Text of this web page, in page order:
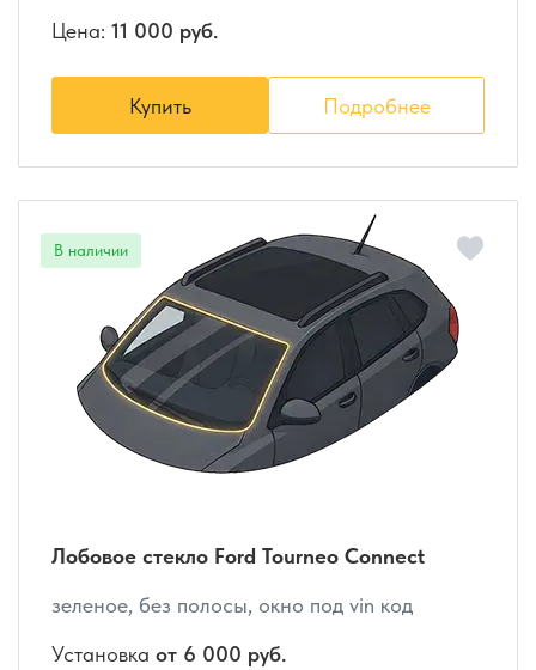
Цена: 11 000 руб.
Купить Подробнее
Лобовое стекло Ford Tourneo Connect
зеленое, без полосы, окно под vin код
Установка от 6 000 руб.